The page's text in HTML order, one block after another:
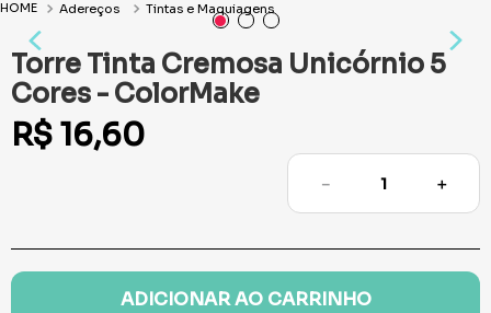
Adereços Tintas e Maquiagens
Torre Tinta Cremosa Unicórnio 5
Cores - ColorMake
R$ 16,60
＋
－
ADICIONAR AO CARRINHO